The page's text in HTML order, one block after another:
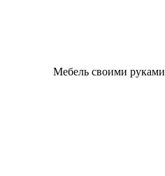
Мебель своими руками